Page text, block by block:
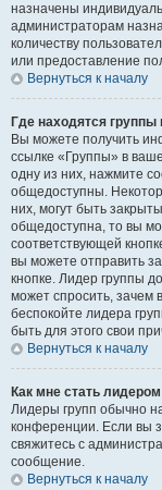
назначены
администраторам
количеству
или предоставление
Вернуться к началу
Где находятся группы
Вы можете получить
ссылке «Группы» в
одну из них, нажмите
общедоступны.
них, могут быть
общедоступна, то вы
соответствующей
вы можете отправить
кнопке. Лидер группы
может спросить, зачем
беспокойте лидера
быть для этого свои
Вернуться к началу
Как мне стать
Лидеры групп обычно
конференции. Если вы
свяжитесь с
сообщение.
Вернуться к началу